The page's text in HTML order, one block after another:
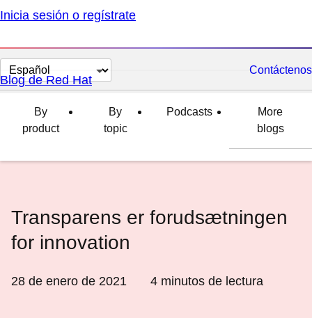
Inicia sesión o regístrate
Cambiar
el
idioma
Contáctenos
Blog de Red Hat
By
product
By
topic
Podcasts
More
blogs
Transparens er forudsætningen
for innovation
28 de enero de 2021 4 minutos de lectura